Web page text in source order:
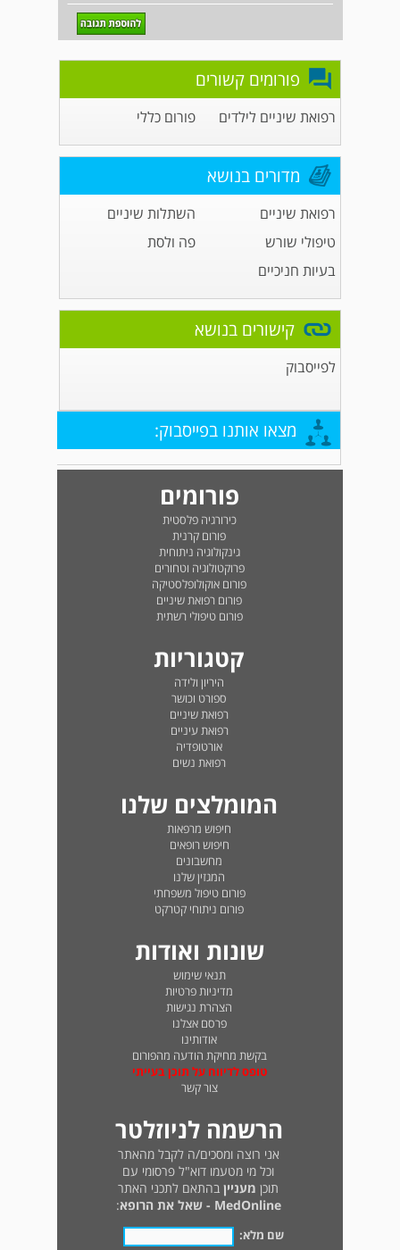
פורומים קשורים
רפואת שיניים לילדים פורום כללי
מדורים בנושא
רפואת שיניים
השתלות שיניים
טיפולי שורש
פה ולסת
בעיות חניכיים
קישורים בנושא
לפייסבוק
מצאו אותנו בפייסבוק:
פורומים
כירורגיה פלסטית
פורום קרנית
גינקולוגיה ניתוחית
פרוקטולוגיה וטחורים
פורום אוקולופלסטיקה
פורום רפואת שיניים
פורום טיפולי רשתית
קטגוריות
היריון ולידה
ספורט וכושר
רפואת שיניים
רפואת עיניים
אורטופדיה
רפואת נשים
המומלצים שלנו
חיפוש מרפאות
חיפוש רופאים
מחשבונים
המגזין שלנו
פורום טיפול משפחתי
פורום ניתוחי קטרקט
שונות ואודות
תנאי שימוש
מדיניות פרטיות
הצהרת נגישות
פרסם אצלנו
אודותינו
בקשת מחיקת הודעה מהפורום
טופס לדיווח על תוכן בעייתי
צור קשר
הרשמה לניוזלטר
אני רוצה ומסכים/ה לקבל מהאתר
וכל מי מטעמו דוא"ל פרסומי עם
תוכן מעניין בהתאם לתכני האתר
MedOnline - שאל את הרופא
:
שם מלא: